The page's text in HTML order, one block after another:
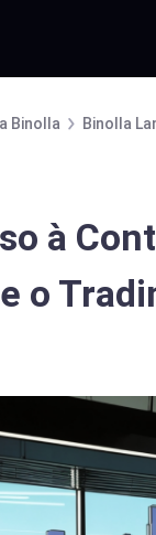
Binolla
Binolla
à
o